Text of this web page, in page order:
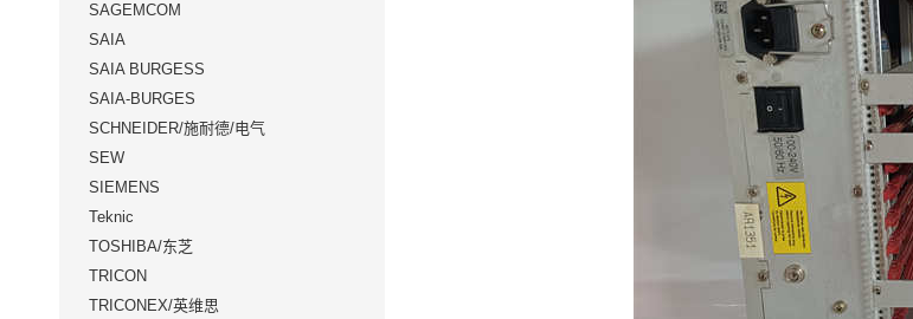
SAGEMCOM
SAIA
SAIA BURGESS
SAIA-BURGES
SCHNEIDER/施耐德/电气
SEW
SIEMENS
Teknic
TOSHIBA/东芝
TRICON
TRICONEX/英维思